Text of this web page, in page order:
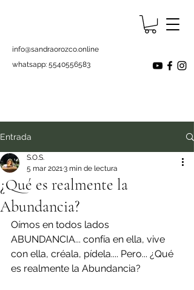
info@sandraorozco.online
whatsapp: 5540556583
Entrada
¿Qué es realmente la
Abundancia?
S.O.S.
5 mar 20213 min de lectura
Oímos en todos lados
ABUNDANCIA... confía en ella, vive
con ella, créala, pídela.... Pero... ¿Qué
es realmente la Abundancia?